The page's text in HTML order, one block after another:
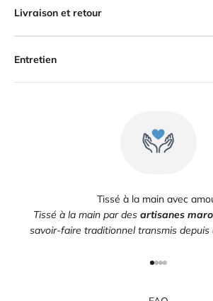
Livraison et retour
Entretien
Tissé à la main avec
Tissé à la main par des artisanes
savoir-faire traditionnel transmis depuis